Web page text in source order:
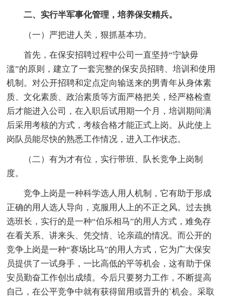
二、实行半军事化管理，培养保安精兵。
（一）严把进人关，狠抓基本功。
首先，在保安招聘过程中公司一直坚持“宁缺毋
滥”的原则，建立了一套完整的保安员招聘、培训和使用
机制。对公开招聘和定点定向输送来的男青年从身体素
质、文化素质、政治素质等方面严格把关，经严格检查
后才能进入公司，在入职后试用期一个月，培训期间满
后采用考核的方式，考核合格才能正式上岗。从此使上
岗队员能尽快的熟悉工作情况，进入工作状态。
（二）有为才有位，实行带班、队长竞争上岗制
度。
竞争上岗是一种科学选人用人机制，它有助于形成
正确的用人选人导向，克服用人上的不正之风。过去挑
选班长，实行的是一种“伯乐相马”的用人方式，难免存
在看关系、讲来头、凭交情、论亲疏的情况。而公开的
竞争上岗是一种“赛场比马”的用人方式，它为广大保安
员提供了一试身手，一比高低的平等机会，这有助于保
安员勤奋工作创出成绩。今后只要努力工作，不断提高
自己，在公平竞争中就有获得留用或晋升的`机会。采取